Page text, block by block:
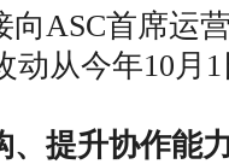
ASC首席运
动从今年10月
、提升协作能